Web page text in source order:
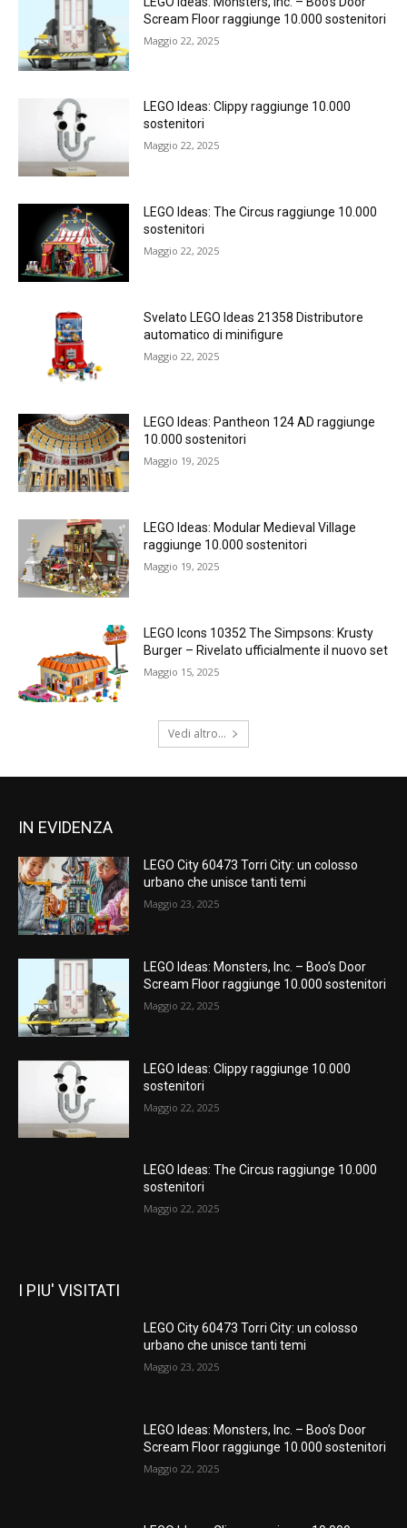
Scream Floor raggiunge 10.000 sostenitori
Maggio 22, 2025
LEGO Ideas: Clippy raggiunge 10.000
sostenitori
Maggio 22, 2025
LEGO Ideas: The Circus raggiunge 10.000
sostenitori
Maggio 22, 2025
Svelato LEGO Ideas 21358 Distributore
automatico di minifigure
Maggio 22, 2025
LEGO Ideas: Pantheon 124 AD raggiunge
10.000 sostenitori
Maggio 19, 2025
LEGO Ideas: Modular Medieval Village
raggiunge 10.000 sostenitori
Maggio 19, 2025
LEGO Icons 10352 The Simpsons: Krusty
Burger – Rivelato ufficialmente il nuovo set
Maggio 15, 2025
Vedi altro...
IN EVIDENZA
LEGO City 60473 Torri City: un colosso
urbano che unisce tanti temi
Maggio 23, 2025
LEGO Ideas: Monsters, Inc. – Boo’s Door
Scream Floor raggiunge 10.000 sostenitori
Maggio 22, 2025
LEGO Ideas: Clippy raggiunge 10.000
sostenitori
Maggio 22, 2025
LEGO Ideas: The Circus raggiunge 10.000
sostenitori
Maggio 22, 2025
I PIU' VISITATI
LEGO City 60473 Torri City: un colosso
urbano che unisce tanti temi
Maggio 23, 2025
LEGO Ideas: Monsters, Inc. – Boo’s Door
Scream Floor raggiunge 10.000 sostenitori
Maggio 22, 2025